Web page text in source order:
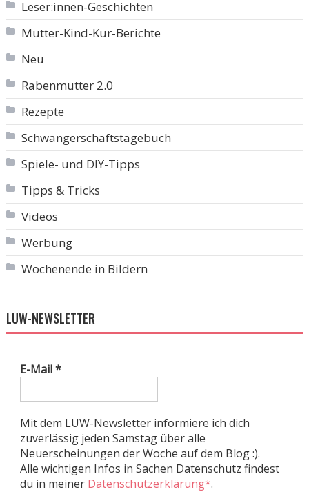
Leser:innen-Geschichten
Mutter-Kind-Kur-Berichte
Neu
Rabenmutter 2.0
Rezepte
Schwangerschaftstagebuch
Spiele- und DIY-Tipps
Tipps & Tricks
Videos
Werbung
Wochenende in Bildern
LUW-NEWSLETTER
E-Mail*
Mit dem LUW-Newsletter informiere ich dich
zuverlässig jeden Samstag über alle
Neuerscheinungen der Woche auf dem Blog :).
Alle wichtigen Infos in Sachen Datenschutz findest
du in meiner Datenschutzerklärung*.